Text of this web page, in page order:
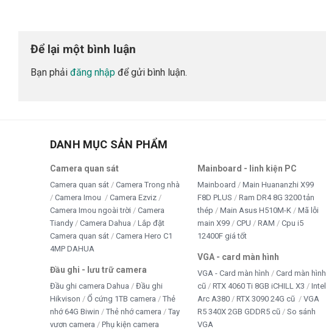
Để lại một bình luận
Bạn phải đăng nhập để gửi bình luận.
DANH MỤC SẢN PHẨM
Camera quan sát
Camera quan sát
Camera Trong nhà
Camera Imou
Camera Ezviz
Camera Imou ngoài trời
Camera
Tiandy
Camera Dahua
Lắp đặt
Camera quan sát
Camera Hero C1
4MP DAHUA
Đầu ghi - lưu trữ camera
Đầu ghi camera Dahua
Đầu ghi
Hikvison
Ổ cứng 1TB camera
Thẻ
nhớ 64G Biwin
Thẻ nhớ camera
Tay
vươn camera
Phụ kiện camera
Mainboard - linh kiện PC
Mainboard
Main Huananzhi X99
F8D PLUS
Ram DR4 8G 3200 tản
thép
Main Asus H510M-K
Mã lỗi
main X99
CPU RAM
Cpu i5
12400F giá tốt
VGA - card màn hình
VGA - Card màn hình
Card màn hình
cũ
RTX 4060 Ti 8GB iCHILL X3
Intel
Arc A380
RTX 3090 24G cũ
VGA
R5 340X 2GB GDDR5 cũ
So sánh
VGA